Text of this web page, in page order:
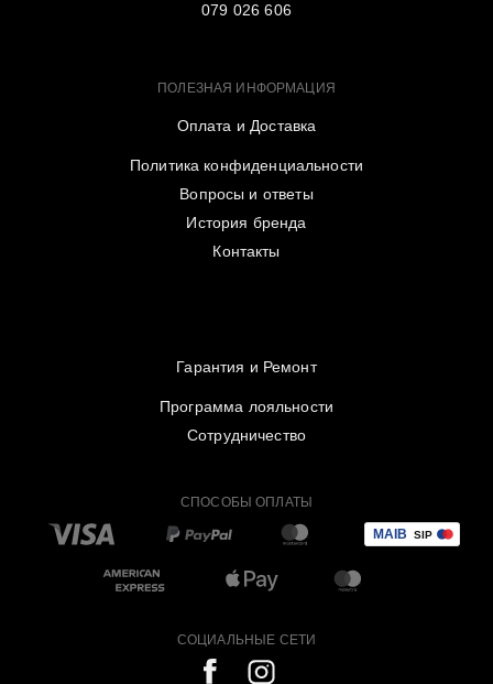
079 026 606
ПОЛЕЗНАЯ ИНФОРМАЦИЯ
Оплата и Доставка
Политика конфиденциальности
Вопросы и ответы
История бренда
Контакты
Гарантия и Ремонт
Программа лояльности
Сотрудничество
СПОСОБЫ ОПЛАТЫ
СОЦИАЛЬНЫЕ СЕТИ